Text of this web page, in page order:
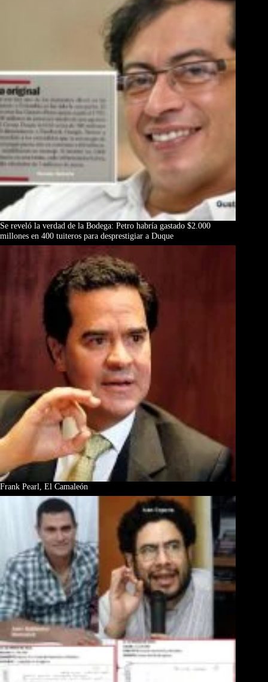
Se reveló la verdad de la Bodega: Petro habría gastado $2.000
millones en 400 tuiteros para desprestigiar a Duque
Frank Pearl, El Camaleón